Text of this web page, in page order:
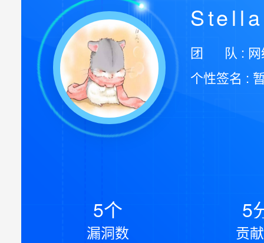
团 队 : 网
个性签名 :
5个
漏洞数
5
贡